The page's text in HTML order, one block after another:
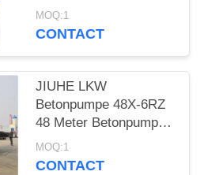
Hydraulikbeton-Pumpe
Lkw
MOQ:1
CONTACT
JIUHE LKW
Betonpumpe 48X-6RZ
48 Meter Betonpumpe
LKW Zementpumpe
Maschine
MOQ:1
CONTACT